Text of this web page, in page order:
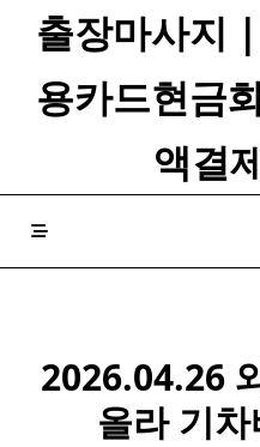
출장마사지
용카드현금
액결
2026.04.26
올라 기차